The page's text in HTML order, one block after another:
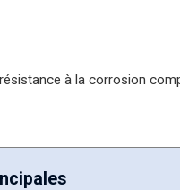
à la corrosion